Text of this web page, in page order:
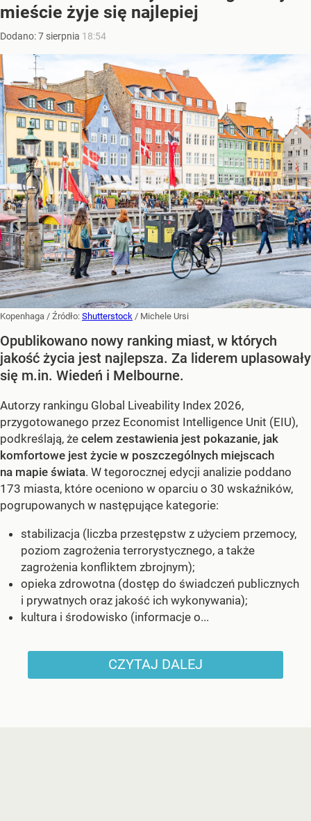
mieście żyje się najlepiej
Dodano:7 sierpnia 18:54
Kopenhaga / Źródło: Shutterstock / Michele Ursi
Opublikowano nowy ranking miast, w których
jakość życia jest najlepsza. Za liderem uplasowały
się m.in. Wiedeń i Melbourne.
Autorzy rankingu Global Liveability Index 2026,
przygotowanego przez Economist Intelligence Unit (EIU),
podkreślają, że celem zestawienia jest pokazanie, jak
komfortowe jest życie w poszczególnych miejscach
na mapie świata. W tegorocznej edycji analizie poddano
173 miasta, które oceniono w oparciu o 30 wskaźników,
pogrupowanych w następujące kategorie:
stabilizacja (liczba przestępstw z użyciem przemocy,
poziom zagrożenia terrorystycznego, a także
zagrożenia konfliktem zbrojnym);
opieka zdrowotna (dostęp do świadczeń publicznych
i prywatnych oraz jakość ich wykonywania);
kultura i środowisko (informacje o...
CZYTAJ DALEJ